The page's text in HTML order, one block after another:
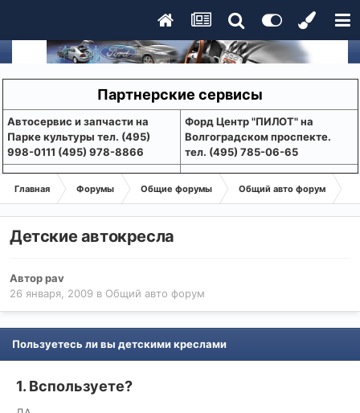
Партнерские сервисы
Aвтосервис и запчасти на
Парке культуры тел. (495)
998-0111 (495) 978-8866
Форд Центр "ПИЛОТ" на
Волгоградском проспекте.
тел. (495) 785-06-65
Главная Форумы Общие форумы Общий авто форум
Детские автокресла
Авторpav
26 января, 2009 в Общий авто форум
Пользуетесь ли вы детскими креслами
1. Bспользуете?